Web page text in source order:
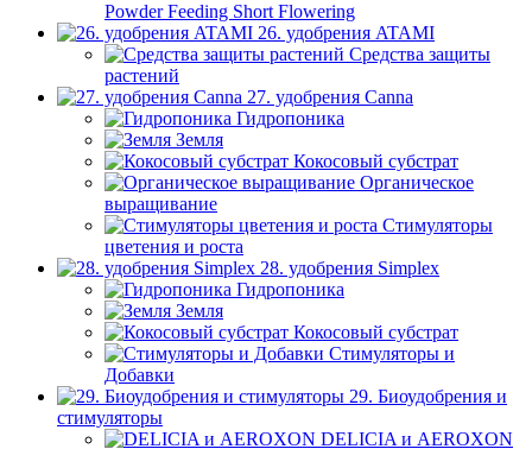
Powder Feeding Short Flowering
26. удобрения ATAMI
Средства защиты
растений
27. удобрения Canna
Гидропоника
Земля
Кокосовый субстрат
Органическое
выращивание
Стимуляторы
цветения и роста
28. удобрения Simplex
Гидропоника
Земля
Кокосовый субстрат
Стимуляторы и
Добавки
29. Биоудобрения и
стимуляторы
DELICIA и AEROXON